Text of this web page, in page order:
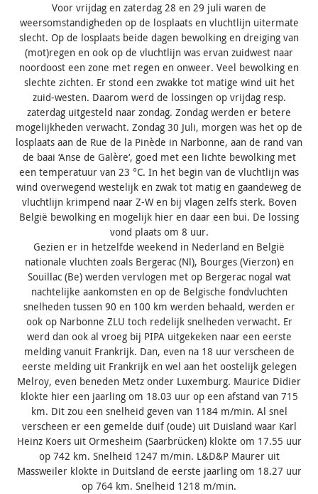
Voor vrijdag en zaterdag 28 en 29 juli waren de
weersomstandigheden op de losplaats en vluchtlijn uitermate
slecht. Op de losplaats beide dagen bewolking en dreiging van
(mot)regen en ook op de vluchtlijn was ervan zuidwest naar
noordoost een zone met regen en onweer. Veel bewolking en
slechte zichten. Er stond een zwakke tot matige wind uit het
zuid-westen. Daarom werd de lossingen op vrijdag resp.
zaterdag uitgesteld naar zondag. Zondag werden er betere
mogelijkheden verwacht. Zondag 30 Juli, morgen was het op de
losplaats aan de Rue de la Pinède in Narbonne, aan de rand van
de baai ‘Anse de Galère‘, goed met een lichte bewolking met
een temperatuur van 23 °C. In het begin van de vluchtlijn was
wind overwegend westelijk en zwak tot matig en gaandeweg de
vluchtlijn krimpend naar Z-W en bij vlagen zelfs sterk. Boven
België bewolking en mogelijk hier en daar een bui. De lossing
vond plaats om 8 uur.
Gezien er in hetzelfde weekend in Nederland en België
nationale vluchten zoals Bergerac (Nl), Bourges (Vierzon) en
Souillac (Be) werden vervlogen met op Bergerac nogal wat
nachtelijke aankomsten en op de Belgische fondvluchten
snelheden tussen 90 en 100 km werden behaald, werden er
ook op Narbonne ZLU toch redelijk snelheden verwacht. Er
werd dan ook al vroeg bij PIPA uitgekeken naar een eerste
melding vanuit Frankrijk. Dan, even na 18 uur verscheen de
eerste melding uit Frankrijk en wel aan het oostelijk gelegen
Melroy, even beneden Metz onder Luxemburg. Maurice Didier
klokte hier een jaarling om 18.03 uur op een afstand van 715
km. Dit zou een snelheid geven van 1184 m/min. Al snel
verscheen er een gemelde duif (oude) uit Duisland waar Karl
Heinz Koers uit Ormesheim (Saarbrücken) klokte om 17.55 uur
op 742 km. Snelheid 1247 m/min. L&D&P Maurer uit
Massweiler klokte in Duitsland de eerste jaarling om 18.27 uur
op 764 km. Snelheid 1218 m/min.